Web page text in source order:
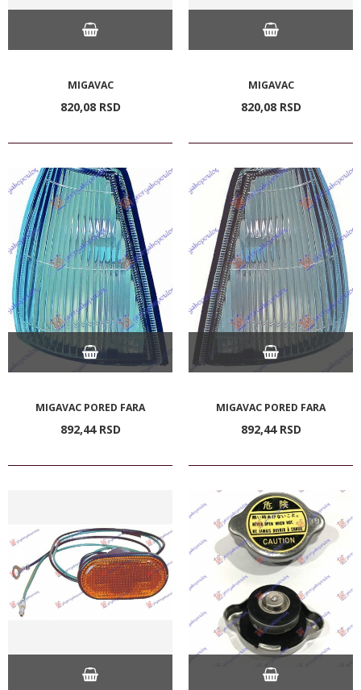
MIGAVAC
820,08 RSD
MIGAVAC
820,08 RSD
MIGAVAC PORED FARA
892,44 RSD
MIGAVAC PORED FARA
892,44 RSD